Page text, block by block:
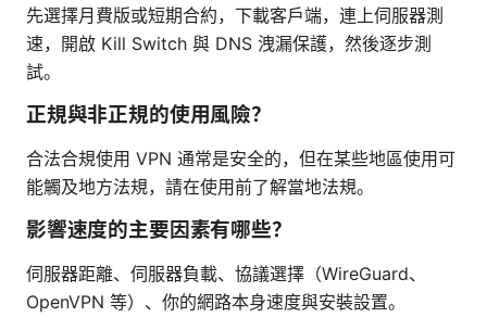
先選擇月費版或短期合約，下載客戶端，連上伺服器測
速，開啟 Kill Switch 與 DNS 洩漏保護，然後逐步測
試。
正規與非正規的使用風險？
合法合規使用 VPN 通常是安全的，但在某些地區使用可
能觸及地方法規，請在使用前了解當地法規。
影響速度的主要因素有哪些？
伺服器距離、伺服器負載、協議選擇（WireGuard、
OpenVPN 等）、你的網路本身速度與安裝設置。